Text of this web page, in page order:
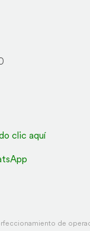
clic aquí
de